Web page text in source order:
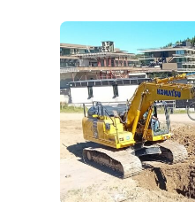
Rénovation
Sécurité incendie
Software
Techniques ferroviaires